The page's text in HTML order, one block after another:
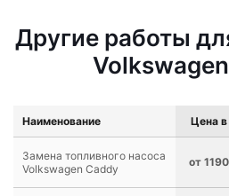
Другие работы
Наименование Цена в
Замена топливного насоса
Volkswagen Caddy
от